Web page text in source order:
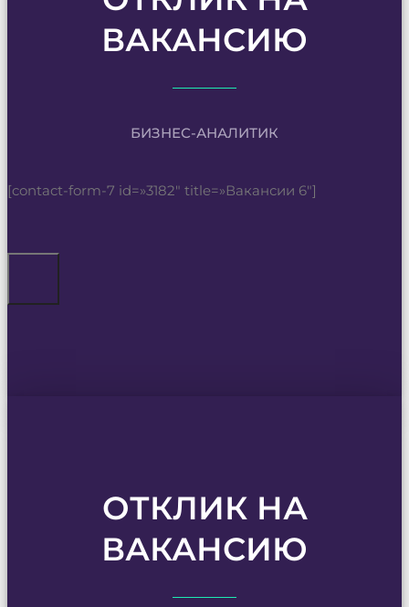
ВАКАНСИЮ
БИЗНЕС-АНАЛИТИК
[contact-form-7 id=»3182″ title=»Вакансии 6″]
ОТКЛИК НА
ВАКАНСИЮ